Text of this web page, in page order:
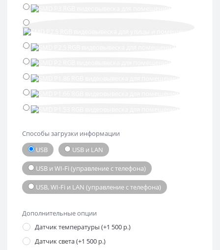
Способы загрузки информации
USB
USB и LAN
USB и WI-Fi (управление с телефона)
USB, WI-Fi и LAN (управление с телефона)
Дополнительные опции
Датчик температуры (+1 500 р.)
Датчик света (+1 500 р.)